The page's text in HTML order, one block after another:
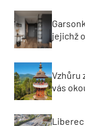
jejichž
Vzhůru
vás